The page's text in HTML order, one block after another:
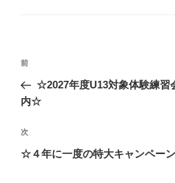
前
☆2027年度U13対象体験練習
内☆
次
☆４年に一度の特大キャンペー